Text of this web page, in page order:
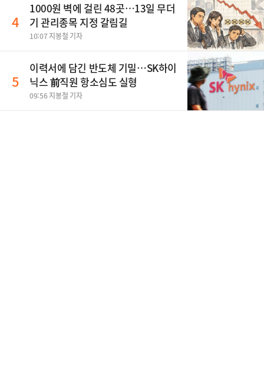
4
1000원 벽에 걸린 48곳…13일 무더
기 관리종목 지정 갈림길
10:07 지봉철 기자
5
이력서에 담긴 반도체 기밀…SK하이
닉스 前직원 항소심도 실형
09:56 지봉철 기자